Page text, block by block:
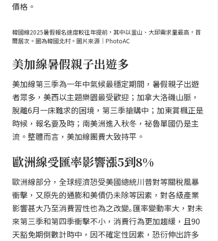
價格。
韓國線2025暑假報名速度較往年提前，其中以釜山、大邱需求量最高，首
爾居次。圖為韓國北村。圖片來源｜PhotoAC
美加線暑假親子出遊多
美加線第三季為一年中氣候最穩定期間，暑假親子出遊
者眾多，美西以主題樂園最受歡迎；加拿大洛磯山脈，
脫離6月一床難求的困境，第三季搶購中；加東賞楓正是
時候，報名要及時；南美洲進入秋冬，祕魯單國仍是主
流。整體而言，美加線團費大致持平。
歐洲線受匯率影響漲5到8%
歐洲線部分，全球經濟恐受美國總統川普對等關稅風暴
衝擊，又原先的通膨和美債仍未除等因素，對各級產業
影響甚大乃至消費習性也為之改變｡匯率變動率大，對未
來第三季和第四季衝擊不小，消費行為更加趨緩，且90
天豁免期倒數計時中，因不確定性因素，恐衍伸出許多